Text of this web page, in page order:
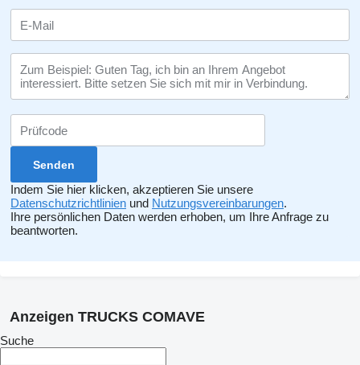
Indem Sie hier klicken, akzeptieren Sie unsere
Datenschutzrichtlinien und Nutzungsvereinbarungen.
Ihre persönlichen Daten werden erhoben, um Ihre Anfrage zu
beantworten.
Anzeigen TRUCKS COMAVE
Suche